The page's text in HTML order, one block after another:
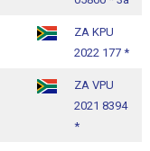
ZA KPU
2022 177 *
ZA VPU
2021 8394
*